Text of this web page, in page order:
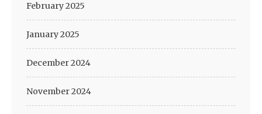
February 2025
January 2025
December 2024
November 2024